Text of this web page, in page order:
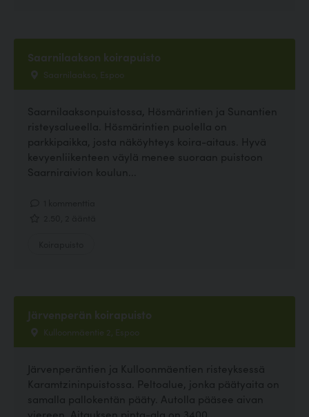
Saarnilaakson koirapuisto
Saarnilaakso, Espoo
Saarnilaaksonpuistossa, Hösmärintien ja Sunantien
risteysalueella. Hösmärintien puolella on
parkkipaikka, josta näköyhteys koira-aitaus. Hyvä
kevyenliikenteen väylä menee suoraan puistoon
Saarniraivion koulun...
Järvenperän koirapuisto
Kulloonmäentie 2, Espoo
Järvenperäntien ja Kulloonmäentien risteyksessä
Karamtzininpuistossa. Peltoalue, jonka päätyaita on
samalla pallokentän pääty. Autolla pääsee aivan
viereen. Aitauksen pinta-ala on 3400...